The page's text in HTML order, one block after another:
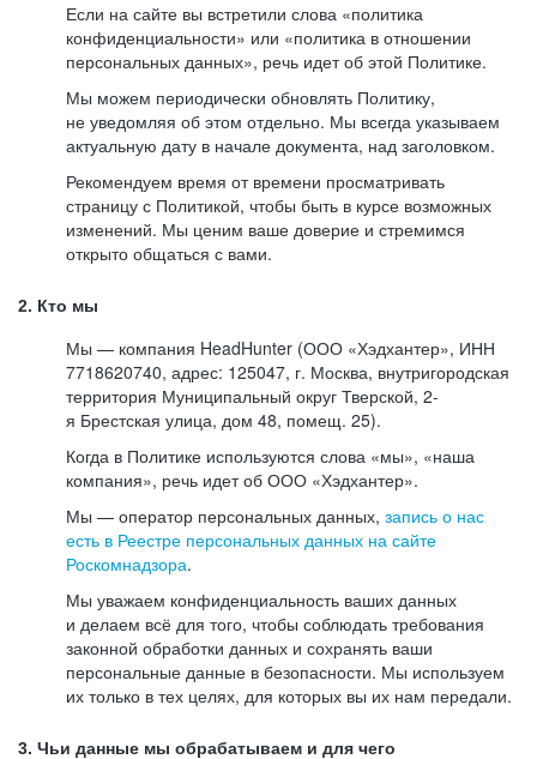
Если на сайте вы встретили слова «политика
конфиденциальности» или «политика в отношении
персональных данных», речь идет об этой Политике.
Мы можем периодически обновлять Политику,
не уведомляя об этом отдельно. Мы всегда указываем
актуальную дату в начале документа, над заголовком.
Рекомендуем время от времени просматривать
страницу с Политикой, чтобы быть в курсе возможных
изменений. Мы ценим ваше доверие и стремимся
открыто общаться с вами.
2. Кто мы
Мы — компания HeadHunter (ООО «Хэдхантер», ИНН
7718620740, адрес: 125047, г. Москва, внутригородская
территория Муниципальный округ Тверской, 2-
я Брестская улица, дом 48, помещ. 25).
Когда в Политике используются слова «мы», «наша
компания», речь идет об ООО «Хэдхантер».
Мы — оператор персональных данных, запись о нас
есть в Реестре персональных данных на сайте
Роскомнадзора.
Мы уважаем конфиденциальность ваших данных
и делаем всё для того, чтобы соблюдать требования
законной обработки данных и сохранять ваши
персональные данные в безопасности. Мы используем
их только в тех целях, для которых вы их нам передали.
3. Чьи данные мы обрабатываем и для чего